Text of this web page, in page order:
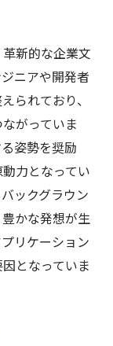
新的な企業文
ニアや開発者
られており、
がっていま
姿勢を奨励
力となってい
ックグラウン
かな発想が生
リケーション
となっていま